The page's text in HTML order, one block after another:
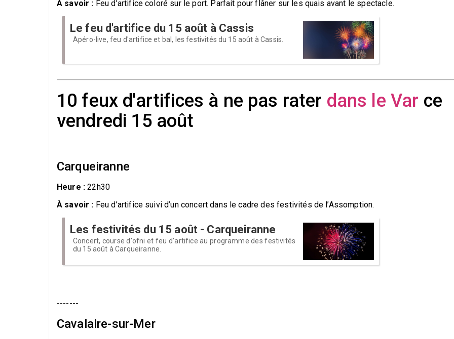
À savoir : Feu d’artifice coloré sur le port. Parfait pour flâner sur les quais avant le spectacle.
Le feu d'artifice du 15 août à Cassis
Apéro-live, feu d'artifice et bal, les festivités du 15 août à Cassis.
10 feux d'artifices à ne pas rater dans le Var ce
vendredi 15 août
Carqueiranne
Heure : 22h30
À savoir : Feu d’artifice suivi d’un concert dans le cadre des festivités de l’Assomption.
Les festivités du 15 août - Carqueiranne
Concert, course d'ofni et feu d'artifice au programme des festivités
du 15 août à Carqueiranne.
-------
Cavalaire-sur-Mer